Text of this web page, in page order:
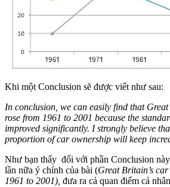
Khi một Conclusion sẽ được viết như sau:
In conclusion, we can easily find that
rose from 1961 to 2001 because the
improved significantly. I strongly believe
proportion of car ownership will keep
Như bạn thấy đối với phần Conclusion
lần nữa ý chính của bài (Great Britain’s
1961 to 2001), đưa ra cả quan điểm cả nhân